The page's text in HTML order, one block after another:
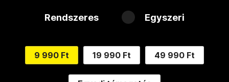
Rendszeres Egyszeri
9 990 Ft 19 990 Ft 49 990 Ft